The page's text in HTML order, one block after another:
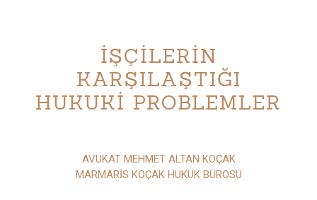
İŞÇİLERİN
KARŞILAŞTIĞI
HUKUKİ PROBLEMLER
AVUKAT MEHMET ALTAN KOÇAK
MARMARİS KOÇAK HUKUK BÜROSU